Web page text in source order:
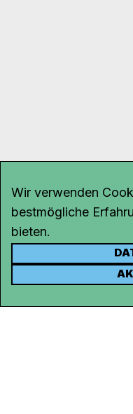
KONTAKT
Rohrerstrasse 20
Wir verwenden
bestmögliche
bieten.